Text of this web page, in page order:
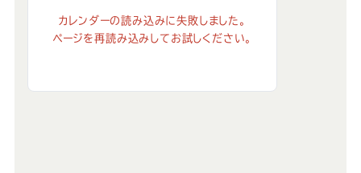
カレンダーの読み込みに失敗しました。
ページを再読み込みしてお試しください。